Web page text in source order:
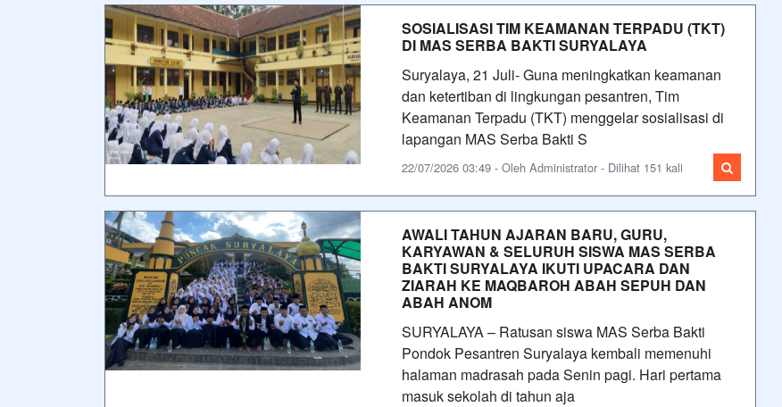
SOSIALISASI TIM KEAMANAN TERPADU (TKT)
DI MAS SERBA BAKTI SURYALAYA
Suryalaya, 21 Juli- Guna meningkatkan keamanan
dan ketertiban di lingkungan pesantren, Tim
Keamanan Terpadu (TKT) menggelar sosialisasi di
lapangan MAS Serba Bakti S
22/07/2026 03:49 - Oleh Administrator - Dilihat 151 kali
AWALI TAHUN AJARAN BARU, GURU,
KARYAWAN & SELURUH SISWA MAS SERBA
BAKTI SURYALAYA IKUTI UPACARA DAN
ZIARAH KE MAQBAROH ABAH SEPUH DAN
ABAH ANOM
SURYALAYA – Ratusan siswa MAS Serba Bakti
Pondok Pesantren Suryalaya kembali memenuhi
halaman madrasah pada Senin pagi. Hari pertama
masuk sekolah di tahun aja